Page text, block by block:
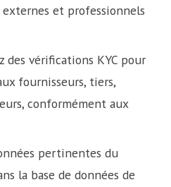
et professionnels
des vérifications KYC pour
fournisseurs, tiers,
conformément aux
pertinentes du
la base de données de